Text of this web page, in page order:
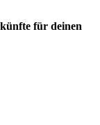
für deinen